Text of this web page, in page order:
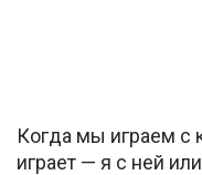
Когда мы играем с
играет — я с ней